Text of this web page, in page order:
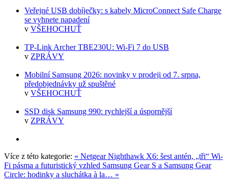
Veřejné USB dobíječky: s kabely MicroConnect Safe Charge
se vyhnete napadení
v VŠEHOCHUŤ
TP-Link Archer TBE230U: Wi-Fi 7 do USB
v ZPRÁVY
Mobilní Samsung 2026: novinky v prodeji od 7. srpna,
předobjednávky už spuštěné
v VŠEHOCHUŤ
SSD disk Samsung 990: rychlejší a úspornější
v ZPRÁVY
Více z této kategorie: « Netgear Nighthawk X6: šest antén, „tři“ Wi-
Fi pásma a futuristický vzhled Samsung Gear S a Samsung Gear
Circle: hodinky a sluchátka à la… »